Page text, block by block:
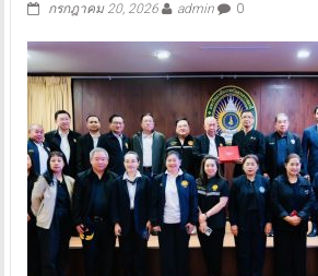
กรกฎาคม 20, 2026 admin 0